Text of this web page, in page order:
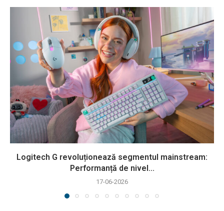
Logitech G revoluționează segmentul mainstream:
Performanță de nivel...
17-06-2026